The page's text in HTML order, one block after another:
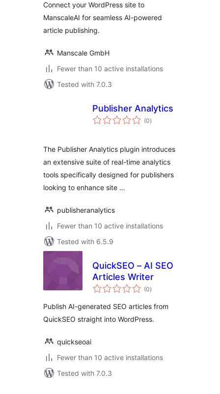
Connect your WordPress site to
ManscaleAI for seamless AI-powered
article publishing.
Manscale GmbH
Fewer than 10 active installations
Tested with 7.0.3
Publisher Analytics
(0total
ratings
)
The Publisher Analytics plugin introduces
an extensive suite of real-time analytics
tools specifically designed for publishers
looking to enhance site …
publisheranalytics
Fewer than 10 active installations
Tested with 6.5.9
QuickSEO – AI SEO
Articles Writer
(0total
ratings
)
Publish AI-generated SEO articles from
QuickSEO straight into WordPress.
quickseoai
Fewer than 10 active installations
Tested with 7.0.3